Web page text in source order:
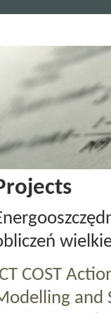
COST
and